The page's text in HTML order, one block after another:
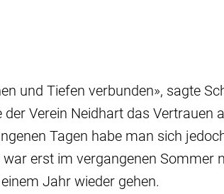
und Tiefen verbunden», sagte
Verein Neidhart das Vertrauen
Tagen habe man sich
erst im vergangenen Sommer
Jahr wieder gehen.